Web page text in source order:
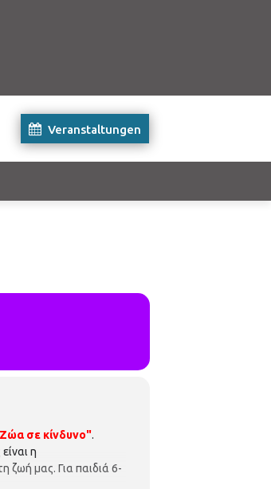
Veranstaltungen
σε κίνδυνο".
η
ζωή μας. Για παιδιά 6-